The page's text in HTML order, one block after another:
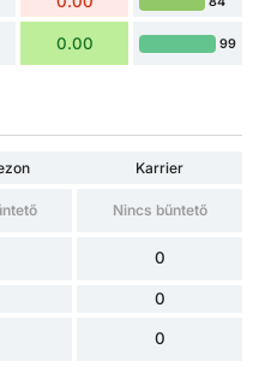
0.00 99
Karrier
Nincs bűntető
0
0
0